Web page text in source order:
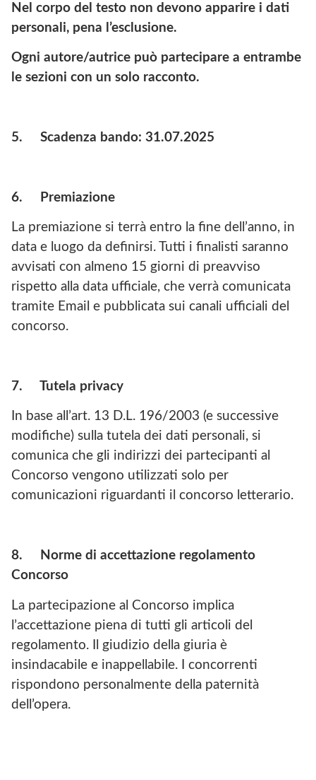
Nel corpo del testo non devono apparire i dati
personali, pena l’esclusione.
Ogni autore/autrice può partecipare a entrambe
le sezioni con un solo racconto.
5. Scadenza bando: 31.07.2025
6. Premiazione
La premiazione si terrà entro la fine dell’anno, in
data e luogo da definirsi. Tutti i finalisti saranno
avvisati con almeno 15 giorni di preavviso
rispetto alla data ufficiale, che verrà comunicata
tramite Email e pubblicata sui canali ufficiali del
concorso.
7. Tutela privacy
In base all’art. 13 D.L. 196/2003 (e successive
modifiche) sulla tutela dei dati personali, si
comunica che gli indirizzi dei partecipanti al
Concorso vengono utilizzati solo per
comunicazioni riguardanti il concorso letterario.
8.
Norme di accettazione regolamento
Concorso
La partecipazione al Concorso implica
l’accettazione piena di tutti gli articoli del
regolamento. Il giudizio della giuria è
insindacabile e inappellabile. I concorrenti
rispondono personalmente della paternità
dell’opera.